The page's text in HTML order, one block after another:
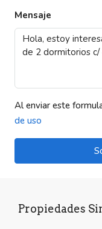
Mensaje
Al enviar este
de uso
Propiedades